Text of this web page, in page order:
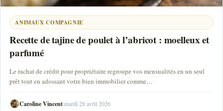
ANIMAUX COMPAGNIE
Recette de tajine de poulet à l’abricot : moelleux et
parfumé
Le rachat de crédit pour propriétaire regroupe vos mensualités en un seul
prêt tout en adossant votre bien immobilier comme…
Caroline Vincent·mardi 28 avril 2026